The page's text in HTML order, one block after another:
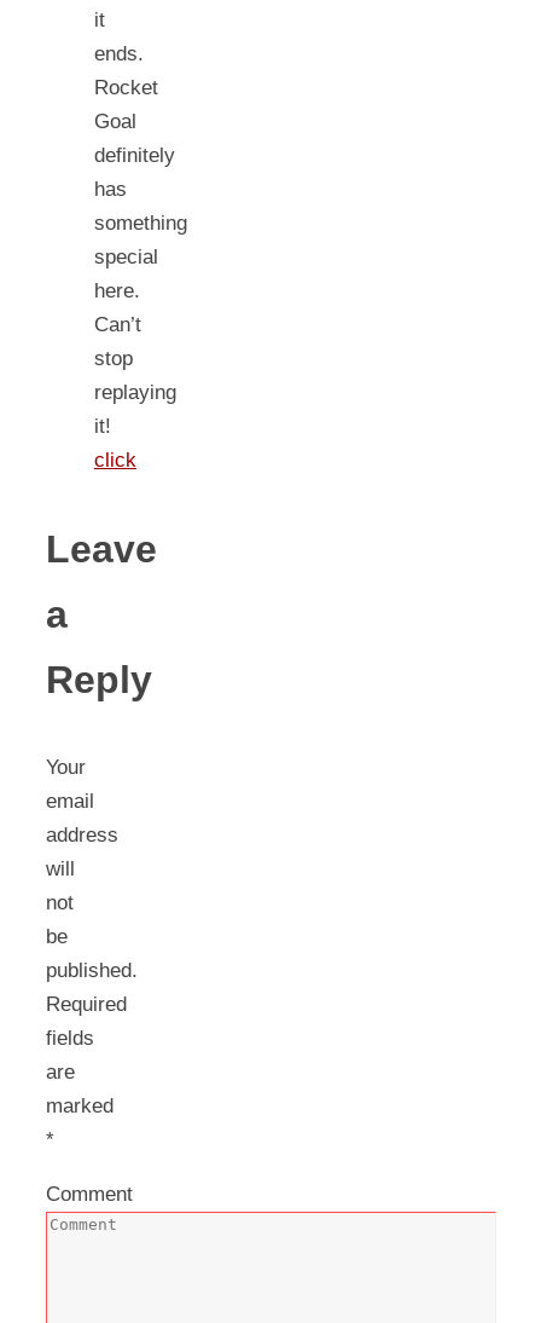
it
ends.
Rocket
Goal
definitely
has
something
special
here.
Can’t
stop
replaying
it!
click
Leave
a
Reply
Your
email
address
will
not
be
published.
Required
fields
are
marked
*
Comment